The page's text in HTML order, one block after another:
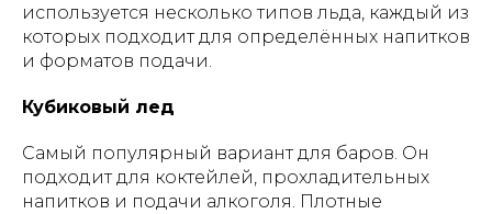
используется несколько типов льда, каждый из
которых подходит для определённых напитков
и форматов подачи.
Кубиковый лед
Самый популярный вариант для баров. Он
подходит для коктейлей, прохладительных
напитков и подачи алкоголя. Плотные